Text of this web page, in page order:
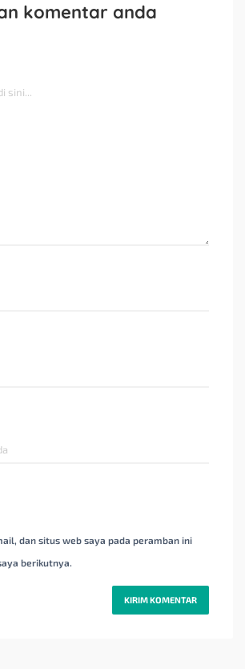
komentar anda
dan situs web saya pada peramban ini
berikutnya.